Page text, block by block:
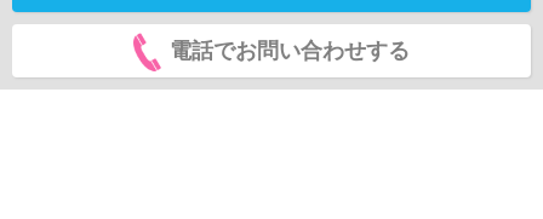
電話でお問い合わせする